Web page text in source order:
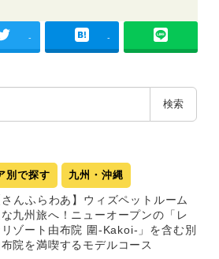
- -
検索
別で探す 九州・沖縄
さんふらわあ】ウィズペットルーム
九州旅へ！ニューオープンの「レ
ゾート由布院 圍-Kakoi-」を含む別
院を満喫するモデルコース